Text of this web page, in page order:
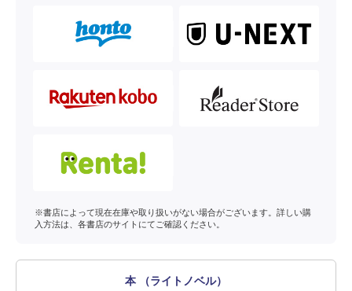
※書店によって現在在庫や取り扱いがない場合がございます。詳しい購
入方法は、各書店のサイトにてご確認ください。
本 （ライトノベル）